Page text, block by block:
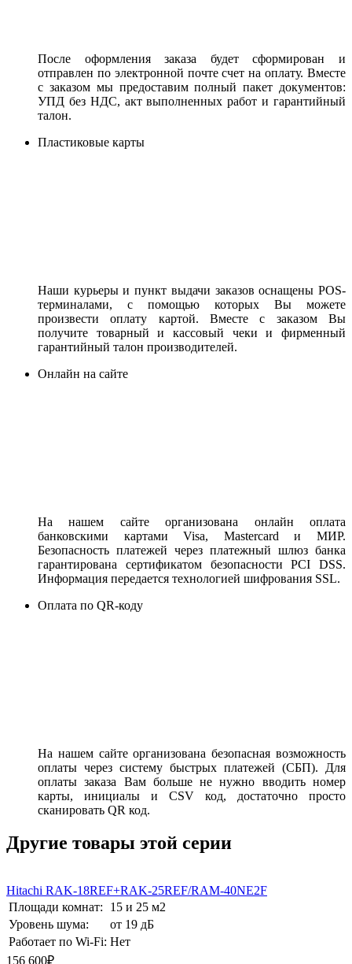
После оформления заказа будет сформирован и
отправлен по электронной почте счет на оплату. Вместе
с заказом мы предоставим полный пакет документов:
УПД без НДС, акт выполненных работ и гарантийный
талон.
Пластиковые карты
Наши курьеры и пункт выдачи заказов оснащены POS-
терминалами, с помощью которых Вы можете
произвести оплату картой. Вместе с заказом Вы
получите товарный и кассовый чеки и фирменный
гарантийный талон производителей.
Онлайн на сайте
На нашем сайте организована онлайн оплата
банковскими картами Visa, Mastercard и МИР.
Безопасность платежей через платежный шлюз банка
гарантирована сертификатом безопасности PCI DSS.
Информация передается технологией шифрования SSL.
Оплата по QR-коду
На нашем сайте организована безопасная возможность
оплаты через систему быстрых платежей (СБП). Для
оплаты заказа Вам больше не нужно вводить номер
карты, инициалы и CSV код, достаточно просто
сканировать QR код.
Другие товары этой серии
Hitachi RAK-18REF+RAK-25REF/RAM-40NE2F
Площади комнат:
15 и 25 м2
Уровень шума:
от 19 дБ
Работает по Wi-Fi: Нет
156 600₽